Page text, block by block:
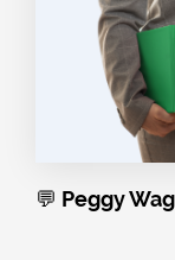
💬 Peggy